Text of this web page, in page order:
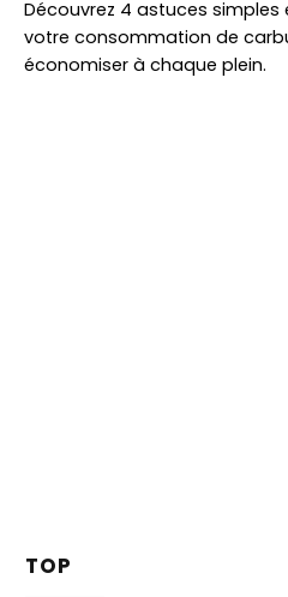
Découvrez 4 astuces
votre consommation de
économiser à chaque plein.
TOP